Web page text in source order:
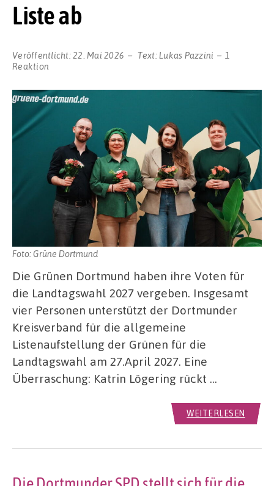
Liste ab
Veröffentlicht:22. Mai 2026 Text:Lukas Pazzini
1
Reaktion
Foto: Grüne Dortmund
Die Grünen Dortmund haben ihre Voten für
die Landtagswahl 2027 vergeben. Insgesamt
vier Personen unterstützt der Dortmunder
Kreisverband für die allgemeine
Listenaufstellung der Grünen für die
Landtagswahl am 27.April 2027. Eine
Überraschung: Katrin Lögering rückt …
WEITERLESEN